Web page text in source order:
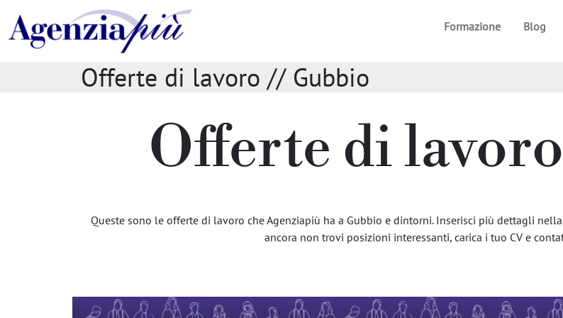
Formazione Blog
Offerte di lavoro // Gubbio
Offerte di
Queste sono le offerte di lavoro che Agenziapiù ha a Gubbio e dintorni. Inserisci più dettagli
ancora non trovi posizioni interessanti, carica i tuo CV e